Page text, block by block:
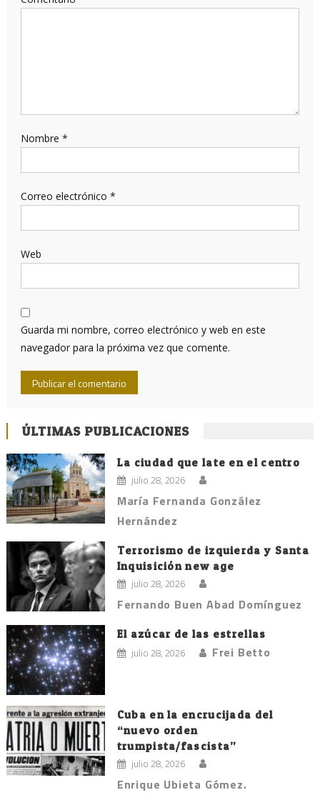
Nombre *
Correo electrónico *
Web
Guarda mi nombre, correo electrónico y web en este
navegador para la próxima vez que comente.
ÚLTIMAS PUBLICACIONES
La ciudad que late en el centro
julio 28, 2026
María Fernanda González
Hernández
Terrorismo de izquierda y Santa
Inquisición new age
julio 28, 2026
Fernando Buen Abad Domínguez
El azúcar de las estrellas
julio 28, 2026 Frei Betto
Cuba en la encrucijada del
“nuevo orden
trumpista/fascista”
julio 28, 2026
Enrique Ubieta Gómez.